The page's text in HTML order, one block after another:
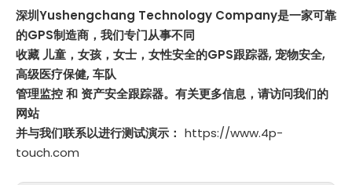
深圳Yushengchang Technology Company是一家可靠
的GPS制造商，我们专门从事不同
收藏 儿童，女孩，女士，女性安全的GPS跟踪器, 宠物安全,
高级医疗保健,车队
管理监控和 资产安全跟踪器。有关更多信息，请访问我们的
网站
并与我们联系以进行测试演示： https://www.4p-
touch.com